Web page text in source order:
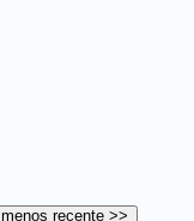
menos recente >>